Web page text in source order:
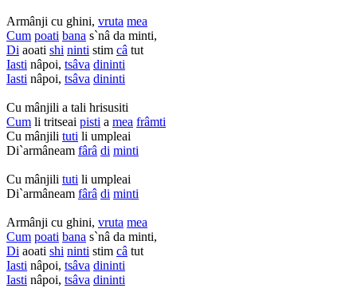
Armânji cu ghini, vruta mea
Cum poati bana s`nâ da minti,
Di aoati shi ninti stim câ tut
Iasti nâpoi, tsâva dininti
Iasti nâpoi, tsâva dininti
Cu mânjili a tali hrisusiti
Cum li tritseai pisti a mea frâmti
Cu mânjili tuti li umpleai
Di`armâneam fârâ di minti
Cu mânjili tuti li umpleai
Di`armâneam fârâ di minti
Armânji cu ghini, vruta mea
Cum poati bana s`nâ da minti,
Di aoati shi ninti stim câ tut
Iasti nâpoi, tsâva dininti
Iasti nâpoi, tsâva dininti